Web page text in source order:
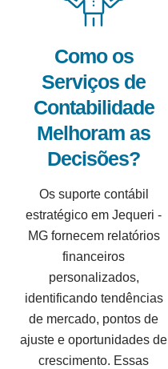
Como os
Serviços de
Contabilidade
Melhoram as
Decisões?
Os suporte contábil
estratégico em Jequeri -
MG fornecem relatórios
financeiros
personalizados,
identificando tendências
de mercado, pontos de
ajuste e oportunidades de
crescimento. Essas